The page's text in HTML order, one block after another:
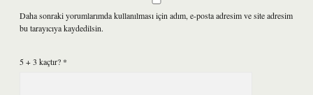
Daha sonraki yorumlarımda kullanılması için adım, e-posta adresim ve site adresim
bu tarayıcıya kaydedilsin.
5 + 3 kaçtır? *